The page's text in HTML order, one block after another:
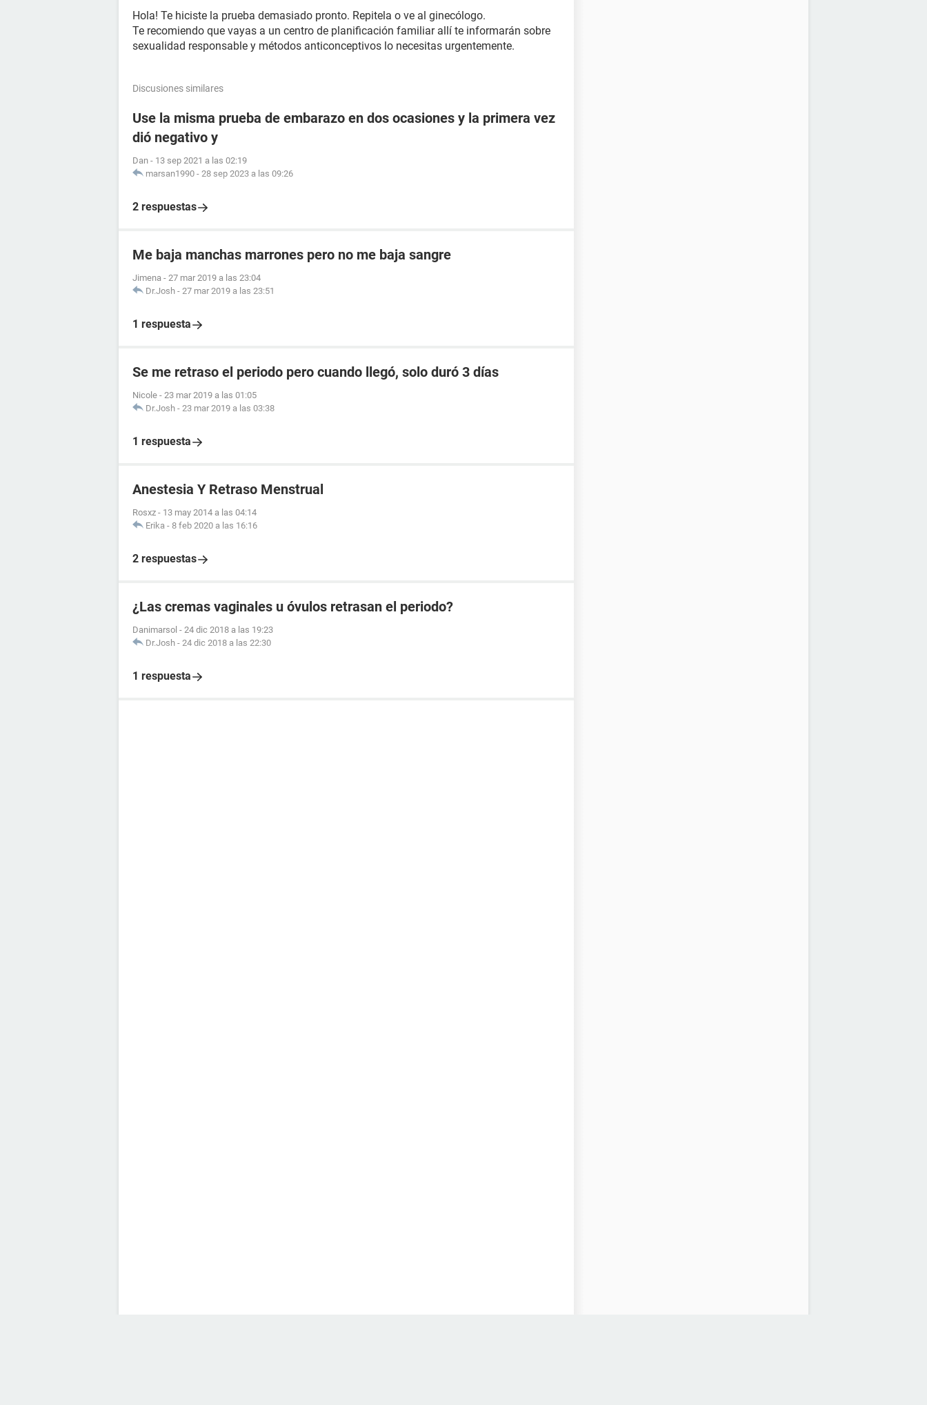
Hola! Te hiciste la prueba demasiado pronto. Repitela o ve al ginecólogo.
Te recomiendo que vayas a un centro de planificación familiar allí te informarán sobre
sexualidad responsable y métodos anticonceptivos lo necesitas urgentemente.
Discusiones similares
Use la misma prueba de embarazo en dos ocasiones y la primera vez
dió negativo y
Dan - 13 sep 2021 a las 02:19
marsan1990 - 28 sep 2023 a las 09:26
2 respuestas
Me baja manchas marrones pero no me baja sangre
Jimena - 27 mar 2019 a las 23:04
Dr.Josh - 27 mar 2019 a las 23:51
1 respuesta
Se me retraso el periodo pero cuando llegó, solo duró 3 días
Nicole - 23 mar 2019 a las 01:05
Dr.Josh - 23 mar 2019 a las 03:38
1 respuesta
Anestesia Y Retraso Menstrual
Rosxz - 13 may 2014 a las 04:14
Erika - 8 feb 2020 a las 16:16
2 respuestas
¿Las cremas vaginales u óvulos retrasan el periodo?
Danimarsol - 24 dic 2018 a las 19:23
Dr.Josh - 24 dic 2018 a las 22:30
1 respuesta